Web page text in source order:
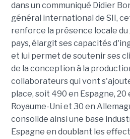
dans un communiqué Didier
général international de SII,
renforce la présence locale
pays, élargit ses capacités
et lui permet de soutenir ses
de la conception à la
collaborateurs qui vont
place, soit 490 en Espagne, 20
Royaume-Uni et 30 en
consolide ainsi une base
Espagne en doublant les